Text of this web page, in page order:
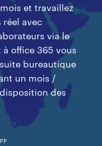
et travaillez
avec
via le
office 365 vous
bureautique
un mois /
des